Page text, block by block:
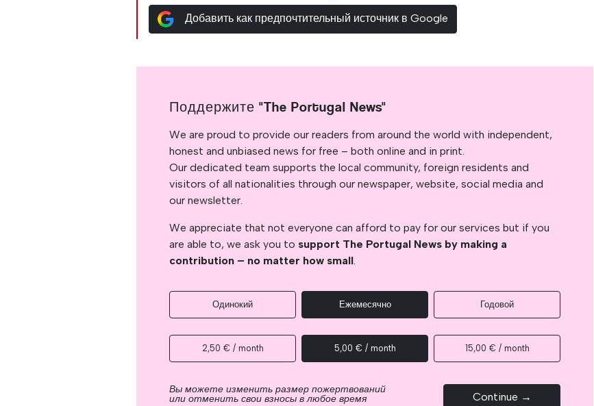
Добавить как предпочтительный источник в Google
Поддержите "The Portugal News"
We are proud to provide our readers from around the world with independent,
honest and unbiased news for free – both online and in print.
Our dedicated team supports the local community, foreign residents and
visitors of all nationalities through our newspaper, website, social media and
our newsletter.
We appreciate that not everyone can afford to pay for our services but if you
are able to, we ask you to support The Portugal News by making a
contribution – no matter how small.
Одинокий Ежемесячно Годовой
2,50 € / month 5,00 € / month 15,00 € / month
Вы можете изменить размер пожертвований
или отменить свои взносы в любое время Continue →